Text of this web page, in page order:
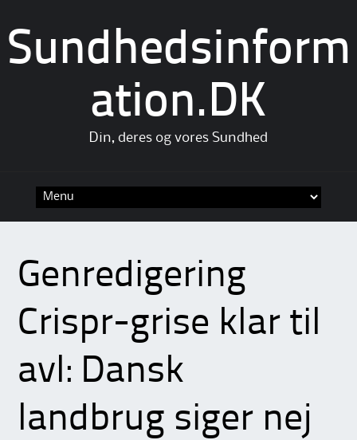
Sundhedsinform
ation.DK
Din, deres og vores Sundhed
Genredigering
Crispr-grise klar til
avl: Dansk
landbrug siger nej